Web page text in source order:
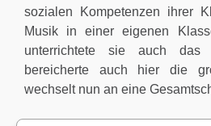
sozialen Kompetenzen ihrer
Musik in einer eigenen
unterrichtete sie auch das
bereicherte auch hier die
wechselt nun an eine